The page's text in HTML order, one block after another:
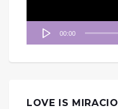
00:00
LOVE IS MIRACIO